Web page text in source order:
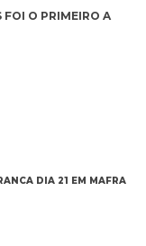
FOI O PRIMEIRO A
DIA 21 EM MAFRA